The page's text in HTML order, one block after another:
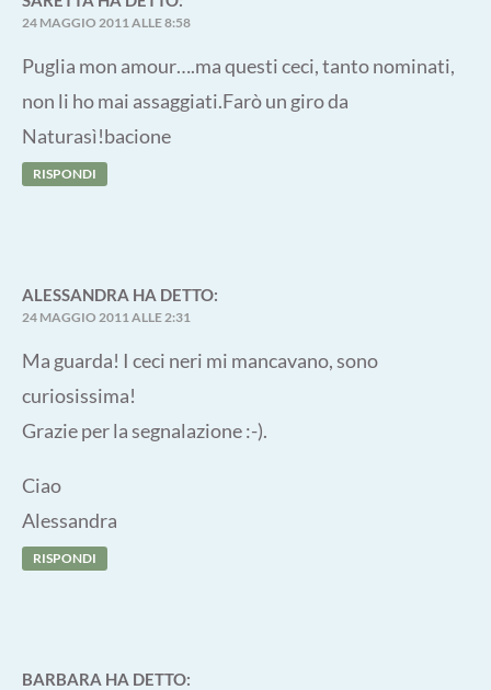
24 MAGGIO 2011 ALLE 8:58
Puglia mon amour….ma questi ceci, tanto nominati,
non li ho mai assaggiati.Farò un giro da
Naturasì!bacione
RISPONDI
ALESSANDRA HA DETTO:
24 MAGGIO 2011 ALLE 2:31
Ma guarda! I ceci neri mi mancavano, sono
curiosissima!
Grazie per la segnalazione :-).
Ciao
Alessandra
RISPONDI
BARBARA HA DETTO: